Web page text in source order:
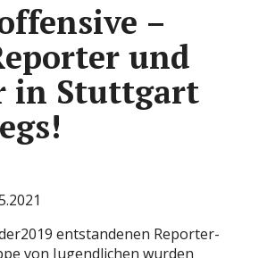
–
und
in Stuttgart
entstandenen Reporter-
von Jugendlichen wurden